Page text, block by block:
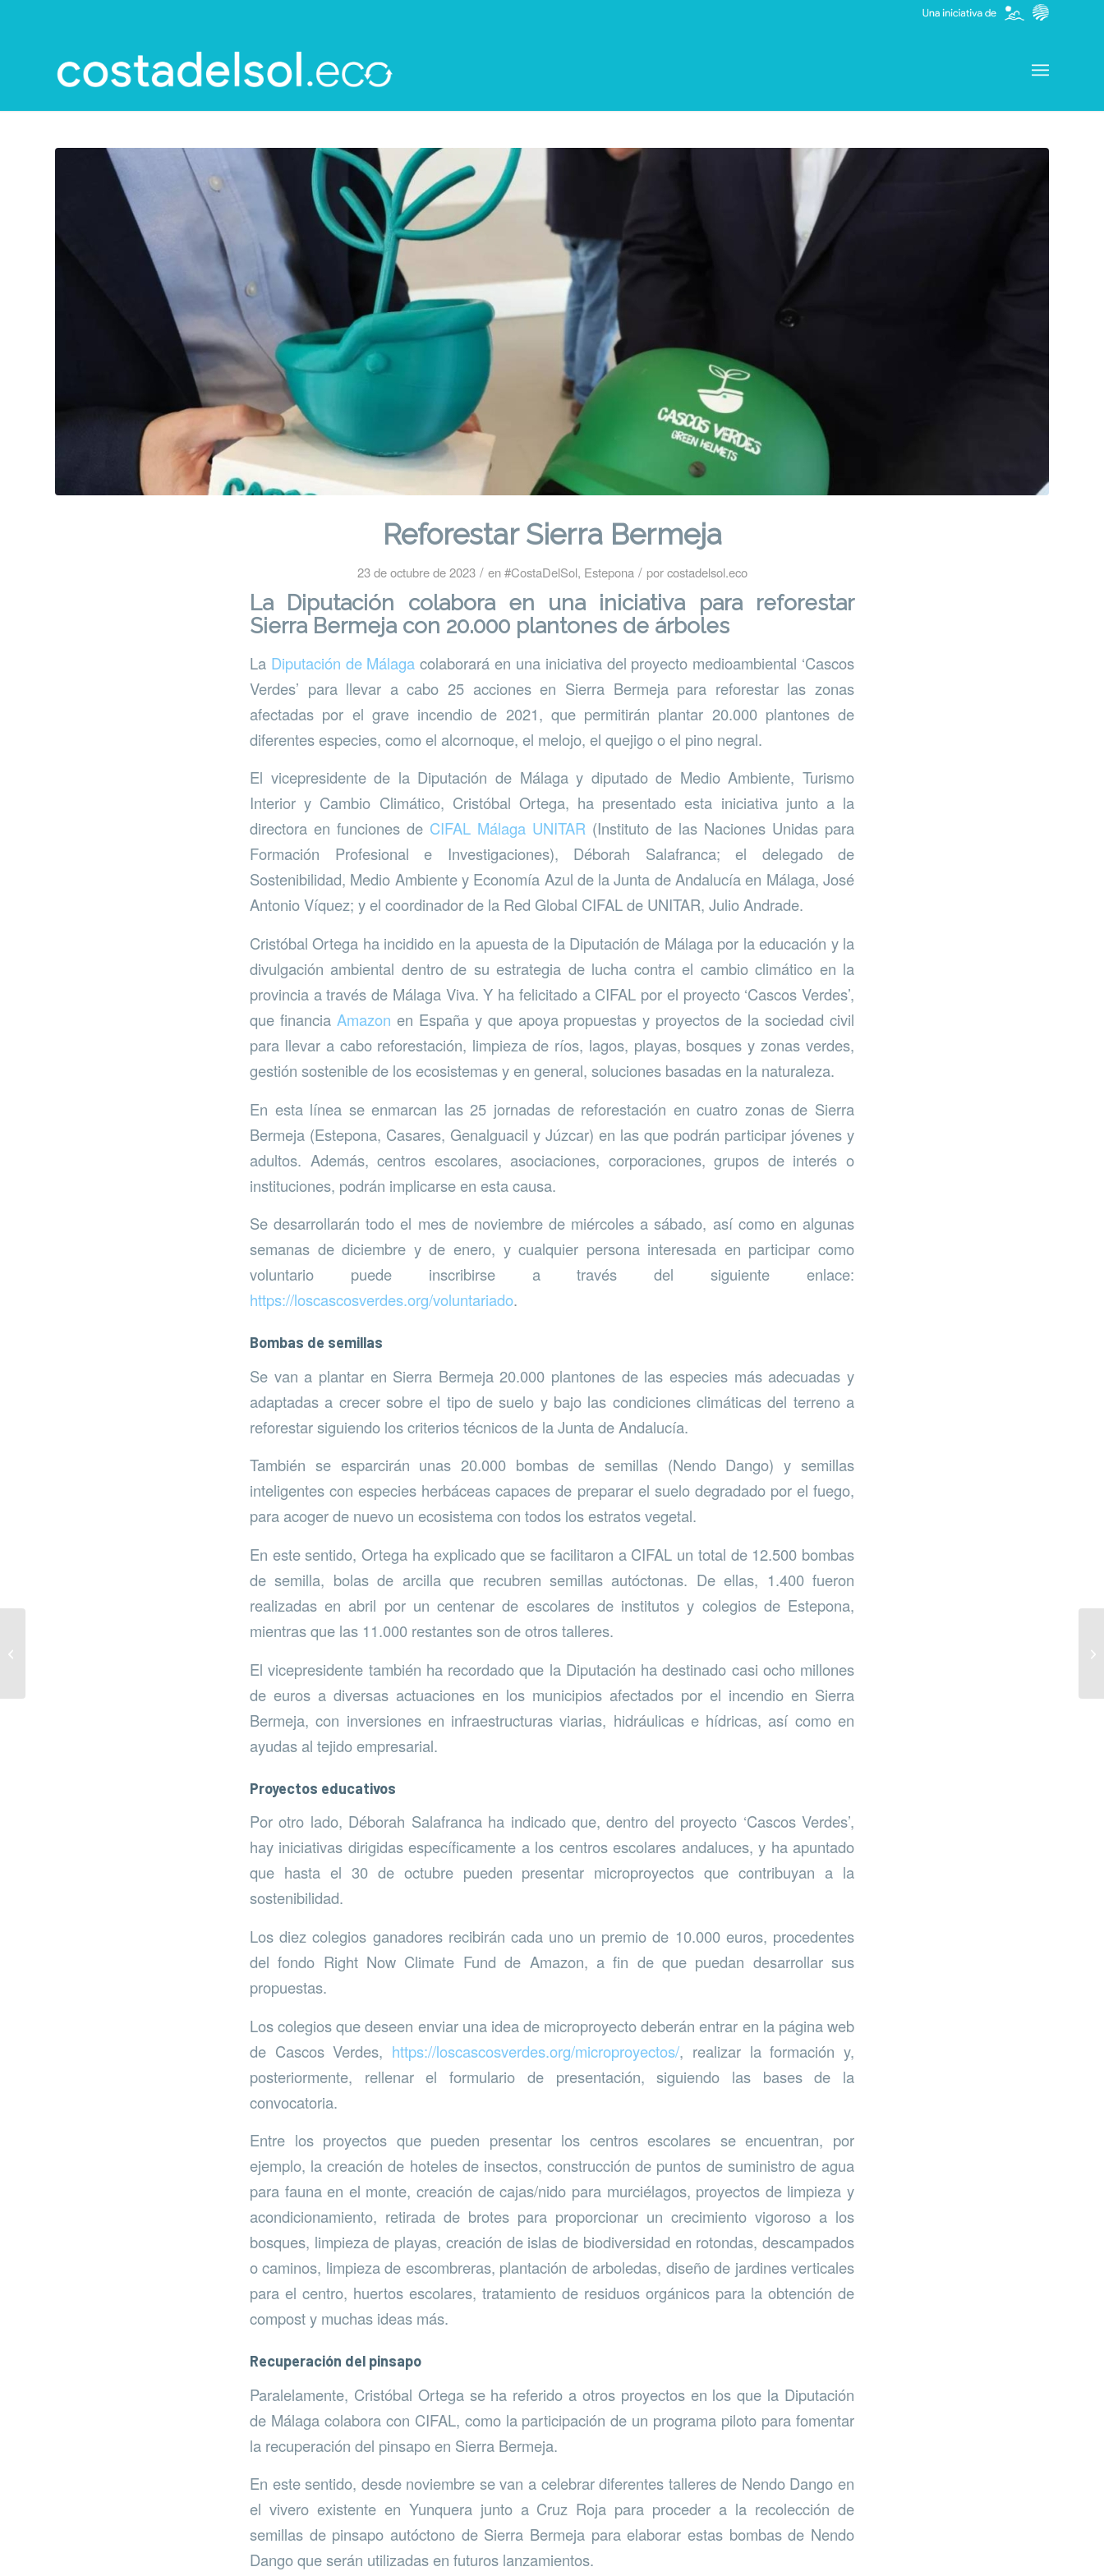
Reforestar Sierra Bermeja
23 de octubre de 2023 / en#CostaDelSol, Estepona / porcostadelsol.eco
La Diputación colabora en una iniciativa para reforestar
Sierra Bermeja con 20.000 plantones de árboles
La Diputación de Málaga colaborará en una iniciativa del proyecto medioambiental ‘Cascos
Verdes’ para llevar a cabo 25 acciones en Sierra Bermeja para reforestar las zonas
afectadas por el grave incendio de 2021, que permitirán plantar 20.000 plantones de
diferentes especies, como el alcornoque, el melojo, el quejigo o el pino negral.
El vicepresidente de la Diputación de Málaga y diputado de Medio Ambiente, Turismo
Interior y Cambio Climático, Cristóbal Ortega, ha presentado esta iniciativa junto a la
directora en funciones de CIFAL Málaga UNITAR (Instituto de las Naciones Unidas para
Formación Profesional e Investigaciones), Déborah Salafranca; el delegado de
Sostenibilidad, Medio Ambiente y Economía Azul de la Junta de Andalucía en Málaga, José
Antonio Víquez; y el coordinador de la Red Global CIFAL de UNITAR, Julio Andrade.
Cristóbal Ortega ha incidido en la apuesta de la Diputación de Málaga por la educación y la
divulgación ambiental dentro de su estrategia de lucha contra el cambio climático en la
provincia a través de Málaga Viva. Y ha felicitado a CIFAL por el proyecto ‘Cascos Verdes’,
que financia Amazon en España y que apoya propuestas y proyectos de la sociedad civil
para llevar a cabo reforestación, limpieza de ríos, lagos, playas, bosques y zonas verdes,
gestión sostenible de los ecosistemas y en general, soluciones basadas en la naturaleza.
En esta línea se enmarcan las 25 jornadas de reforestación en cuatro zonas de Sierra
Bermeja (Estepona, Casares, Genalguacil y Júzcar) en las que podrán participar jóvenes y
adultos. Además, centros escolares, asociaciones, corporaciones, grupos de interés o
instituciones, podrán implicarse en esta causa.
Se desarrollarán todo el mes de noviembre de miércoles a sábado, así como en algunas
semanas de diciembre y de enero, y cualquier persona interesada en participar como
voluntario puede inscribirse a través del siguiente enlace:
https://loscascosverdes.org/voluntariado.
Bombas de semillas
Se van a plantar en Sierra Bermeja 20.000 plantones de las especies más adecuadas y
adaptadas a crecer sobre el tipo de suelo y bajo las condiciones climáticas del terreno a
reforestar siguiendo los criterios técnicos de la Junta de Andalucía.
También se esparcirán unas 20.000 bombas de semillas (Nendo Dango) y semillas
inteligentes con especies herbáceas capaces de preparar el suelo degradado por el fuego,
para acoger de nuevo un ecosistema con todos los estratos vegetal.
En este sentido, Ortega ha explicado que se facilitaron a CIFAL un total de 12.500 bombas
de semilla, bolas de arcilla que recubren semillas autóctonas. De ellas, 1.400 fueron
realizadas en abril por un centenar de escolares de institutos y colegios de Estepona,
mientras que las 11.000 restantes son de otros talleres.
El vicepresidente también ha recordado que la Diputación ha destinado casi ocho millones
de euros a diversas actuaciones en los municipios afectados por el incendio en Sierra
Bermeja, con inversiones en infraestructuras viarias, hidráulicas e hídricas, así como en
ayudas al tejido empresarial.
Proyectos educativos
Por otro lado, Déborah Salafranca ha indicado que, dentro del proyecto ‘Cascos Verdes’,
hay iniciativas dirigidas específicamente a los centros escolares andaluces, y ha apuntado
que hasta el 30 de octubre pueden presentar microproyectos que contribuyan a la
sostenibilidad.
Los diez colegios ganadores recibirán cada uno un premio de 10.000 euros, procedentes
del fondo Right Now Climate Fund de Amazon, a fin de que puedan desarrollar sus
propuestas.
Los colegios que deseen enviar una idea de microproyecto deberán entrar en la página web
de Cascos Verdes, https://loscascosverdes.org/microproyectos/, realizar la formación y,
posteriormente, rellenar el formulario de presentación, siguiendo las bases de la
convocatoria.
Entre los proyectos que pueden presentar los centros escolares se encuentran, por
ejemplo, la creación de hoteles de insectos, construcción de puntos de suministro de agua
para fauna en el monte, creación de cajas/nido para murciélagos, proyectos de limpieza y
acondicionamiento, retirada de brotes para proporcionar un crecimiento vigoroso a los
bosques, limpieza de playas, creación de islas de biodiversidad en rotondas, descampados
o caminos, limpieza de escombreras, plantación de arboledas, diseño de jardines verticales
para el centro, huertos escolares, tratamiento de residuos orgánicos para la obtención de
compost y muchas ideas más.
Recuperación del pinsapo
Paralelamente, Cristóbal Ortega se ha referido a otros proyectos en los que la Diputación
de Málaga colabora con CIFAL, como la participación de un programa piloto para fomentar
la recuperación del pinsapo en Sierra Bermeja.
En este sentido, desde noviembre se van a celebrar diferentes talleres de Nendo Dango en
el vivero existente en Yunquera junto a Cruz Roja para proceder a la recolección de
semillas de pinsapo autóctono de Sierra Bermeja para elaborar estas bombas de Nendo
Dango que serán utilizadas en futuros lanzamientos.